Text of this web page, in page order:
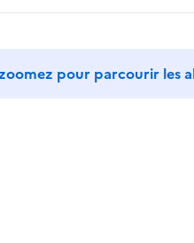
pour parcourir les